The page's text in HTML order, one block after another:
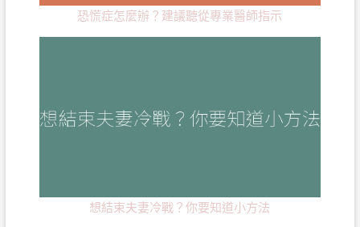
恐慌症怎麼辦？建議聽從專業醫師指示
想結束夫妻冷戰？你要知道小方法